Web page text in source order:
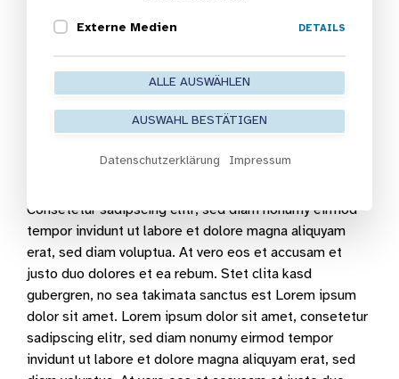
nonumy eirmod tempor invidunt ut labore et dolore
magna aliquyam erat, sed diam voluptua. At vero eos et
accusam et justo duo
At vero eos et accusam et justo duo
Consetetur sadipscing elitr, sed diam nonumy eirmod
tempor invidunt ut labore et dolore magna aliquyam
erat, sed diam voluptua. At vero eos et accusam et
justo duo dolores et ea rebum. Stet clita kasd
gubergren, no sea takimata sanctus est Lorem ipsum
dolor sit amet. Lorem ipsum dolor sit amet, consetetur
sadipscing elitr, sed diam nonumy eirmod tempor
invidunt ut labore et dolore magna aliquyam erat, sed
Externe Medien DETAILS
ALLE AUSWÄHLEN
AUSWAHL BESTÄTIGEN
Datenschutzerklärung Impressum